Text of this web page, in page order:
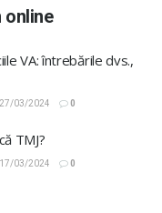
online
VA: întrebările dvs.,
27/03/2024 0
TMJ?
17/03/2024 0